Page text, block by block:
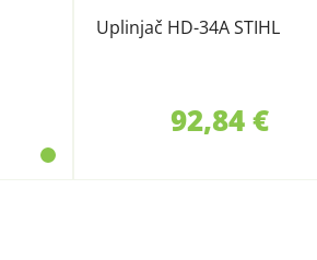
Uplinjač HD-34A STIHL
92,84 €